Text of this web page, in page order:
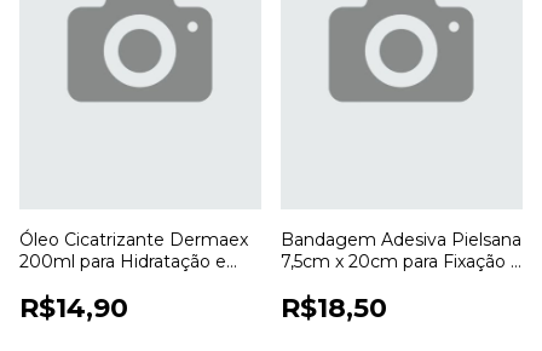
Óleo Cicatrizante Dermaex
200ml para Hidratação e
R$14,90
Bandagem Adesiva Pielsana
7,5cm x 20cm para Fixação e
R$18,50